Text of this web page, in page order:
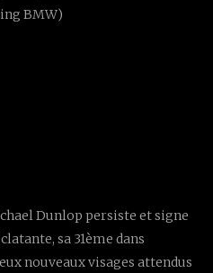
BMW)
Dunlop persiste et signe
sa 31ème dans
nouveaux visages attendus